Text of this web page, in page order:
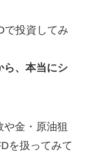
で投資してみ
ら、本当にシ
金・原油狙
を扱ってみて